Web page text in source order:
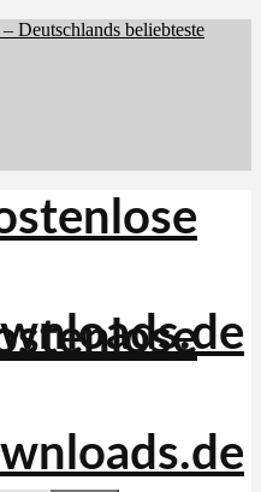
Deutschlands beliebteste